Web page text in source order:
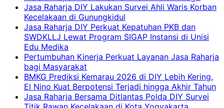
Jasa Raharja DIY Lakukan Survei Ahli Waris Korban
Kecelakaan di Gunungkidul
Jasa Raharja DIY Perkuat Kepatuhan PKB dan
SWDKLLJ Lewat Program SIGAP Instansi di Unisi
Edu Medika
Pertumbuhan Kinerja Perkuat Layanan Jasa Raharja
bagi Masyarakat
BMKG Prediksi Kemarau 2026 di DIY Lebih Kering,
El Nino Kuat Berpotensi Terjadi hingga Akhir Tahun
Jasa Raharja Bersama Ditlantas Polda DIY Survei